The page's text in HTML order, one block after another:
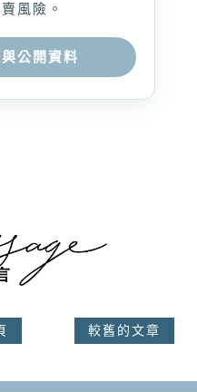
風險。
公開資料
較舊的文章